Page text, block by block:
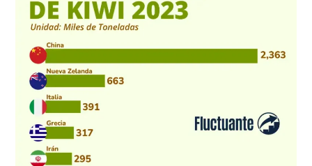
Países
Productores
Kiwi
2023